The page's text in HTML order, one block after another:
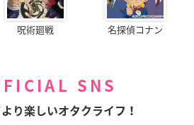
呪術廻戦 名探偵コナン
SNS
り楽しいオタクライフ！